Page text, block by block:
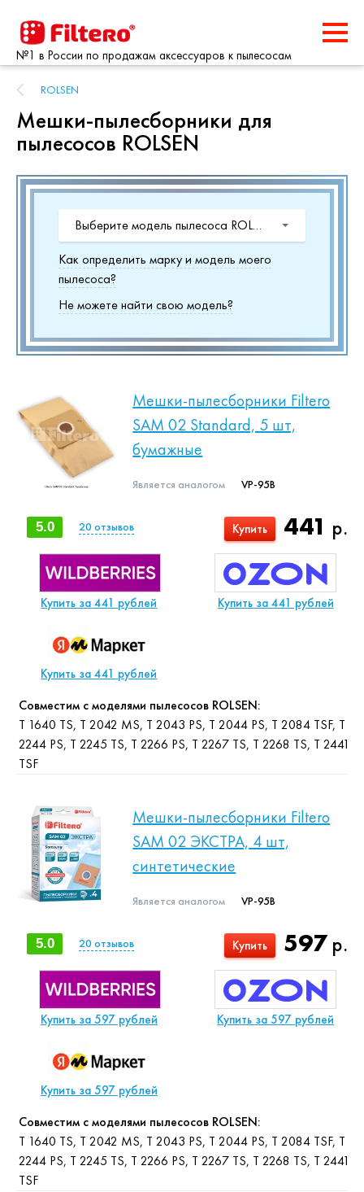
№1 в России по продажам аксессуаров к пылесосам
ROLSEN
Мешки-пылесборники для
пылесосов ROLSEN
Выберите модель пылесоса ROLSEN
Как определить марку и модель моего
пылесоса?
Не можете найти свою модель?
Мешки-пылесборники Filtero
SAM 02 Standard, 5 шт,
бумажные
Является аналогом VP-95B
441 р.
Купить
5.0 20 отзывов
Купить за 441 рублей Купить за 441 рублей
Купить за 441 рублей
Совместим с моделями пылесосов ROLSEN:
T 1640 TS, T 2042 MS, T 2043 PS, T 2044 PS, T 2084 TSF, T
2244 PS, T 2245 TS, T 2266 PS, T 2267 TS, T 2268 TS, T 2441
TSF
Мешки-пылесборники Filtero
SAM 02 ЭКСТРА, 4 шт,
синтетические
Является аналогом VP-95B
597р.
Купить
5.0 20 отзывов
Купить за 597 рублей Купить за 597 рублей
Купить за 597 рублей
Совместим с моделями пылесосов ROLSEN:
T 1640 TS, T 2042 MS, T 2043 PS, T 2044 PS, T 2084 TSF, T
2244 PS, T 2245 TS, T 2266 PS, T 2267 TS, T 2268 TS, T 2441
TSF